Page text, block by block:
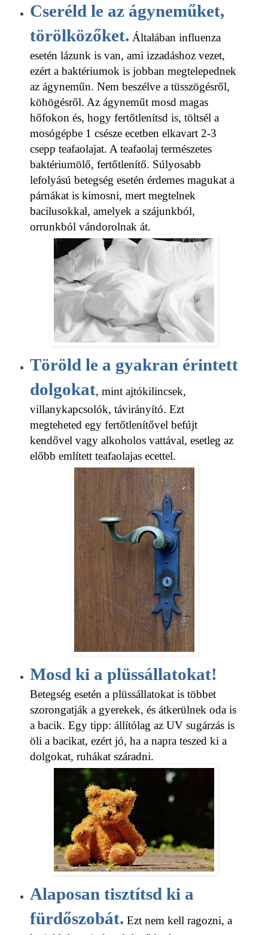
Cseréld le az ágyneműket,
törölközőket. Általában influenza
esetén lázunk is van, ami izzadáshoz vezet,
ezért a baktériumok is jobban megtelepednek
az ágyneműn. Nem beszélve a tüsszögésről,
köhögésről. Az ágyneműt mosd magas
hőfokon és, hogy fertőtlenítsd is, töltsél a
mosógépbe 1 csésze ecetben elkavart 2-3
csepp teafaolajat. A teafaolaj természetes
baktériumölő, fertőtlenítő. Súlyosabb
lefolyású betegség esetén érdemes magukat a
párnákat is kimosni, mert megtelnek
bacilusokkal, amelyek a szájunkból,
orrunkból vándorolnak át.
Töröld le a gyakran érintett
dolgokat, mint ajtókilincsek,
villanykapcsolók, távirányító. Ezt
megteheted egy fertőtlenítővel befújt
kendővel vagy alkoholos vattával, esetleg az
előbb említett teafaolajas ecettel.
Mosd ki a plüssállatokat!
Betegség esetén a plüssállatokat is többet
szorongatják a gyerekek, és átkerülnek oda is
a bacik. Egy tipp: állítólag az UV sugárzás is
öli a bacikat, ezért jó, ha a napra teszed ki a
dolgokat, ruhákat száradni.
Alaposan tisztítsd ki a
fürdőszobát. Ezt nem kell ragozni, a